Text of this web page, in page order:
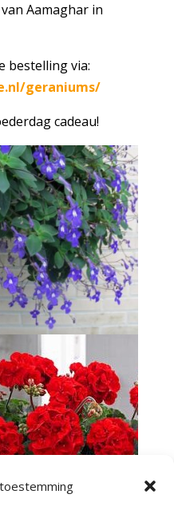
Aamaghar in
bestelling via:
geraniums/
cadeau!